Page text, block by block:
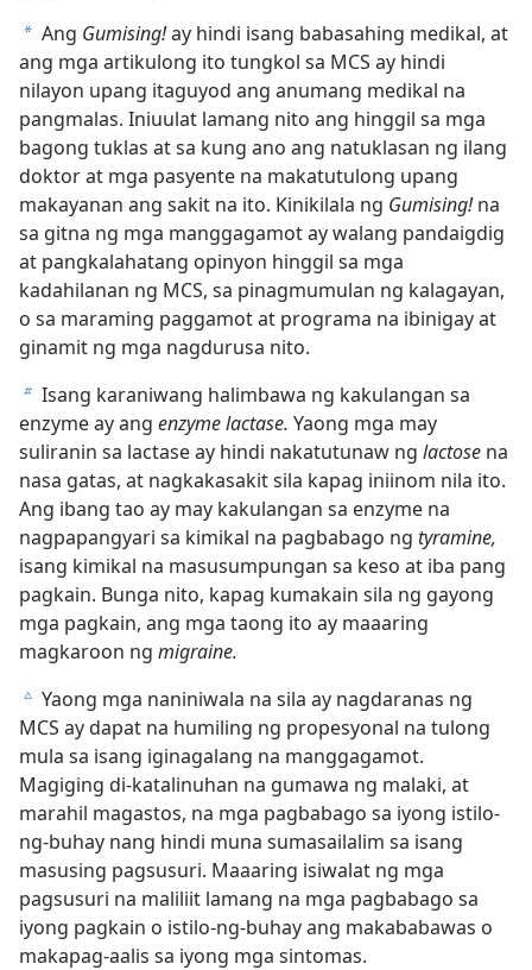
a Ang Gumising!ay hindi isang babasahing medikal, at
ang mga artikulong ito tungkol sa MCS ay hindi
nilayon upang itaguyod ang anumang medikal na
pangmalas. Iniuulat lamang nito ang hinggil sa mga
bagong tuklas at sa kung ano ang natuklasan ng ilang
doktor at mga pasyente na makatutulong upang
makayanan ang sakit na ito. Kinikilala ng Gumising!na
sa gitna ng mga manggagamot ay walang pandaigdig
at pangkalahatang opinyon hinggil sa mga
kadahilanan ng MCS, sa pinagmumulan ng kalagayan,
o sa maraming paggamot at programa na ibinigay at
ginamit ng mga nagdurusa nito.
b Isang karaniwang halimbawa ng kakulangan sa
enzyme ay ang enzyme lactase. Yaong mga may
suliranin sa lactase ay hindi nakatutunaw ng lactose na
nasa gatas, at nagkakasakit sila kapag iniinom nila ito.
Ang ibang tao ay may kakulangan sa enzyme na
nagpapangyari sa kimikal na pagbabago ng tyramine,
isang kimikal na masusumpungan sa keso at iba pang
pagkain. Bunga nito, kapag kumakain sila ng gayong
mga pagkain, ang mga taong ito ay maaaring
magkaroon ng migraine.
c Yaong mga naniniwala na sila ay nagdaranas ng
MCS ay dapat na humiling ng propesyonal na tulong
mula sa isang iginagalang na manggagamot.
Magiging di-katalinuhan na gumawa ng malaki, at
marahil magastos, na mga pagbabago sa iyong istilo-
ng-buhay nang hindi muna sumasailalim sa isang
masusing pagsusuri. Maaaring isiwalat ng mga
pagsusuri na maliliit lamang na mga pagbabago sa
iyong pagkain o istilo-ng-buhay ang makababawas o
makapag-aalis sa iyong mga sintomas.